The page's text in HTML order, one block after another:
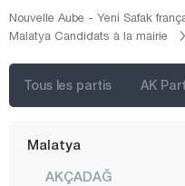
Nouvelle Aube - Yeni Safak
Malatya Candidats à la mairie
Tous les partis AK
Kırşehir
Kocaeli
Kütahya
Malatya
AKÇADAĞ